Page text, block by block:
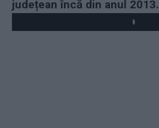
județean încă din anul 2013.
Play